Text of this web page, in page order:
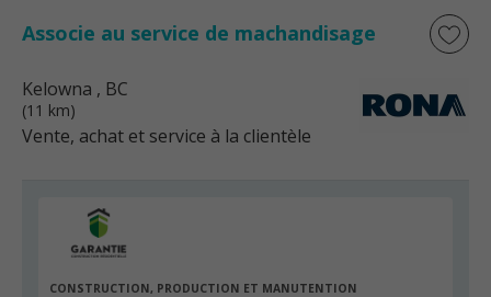
Associe au service de machandisage
Kelowna , BC
(11 km)
Vente, achat et service à la clientèle
CONSTRUCTION, PRODUCTION ET MANUTENTION